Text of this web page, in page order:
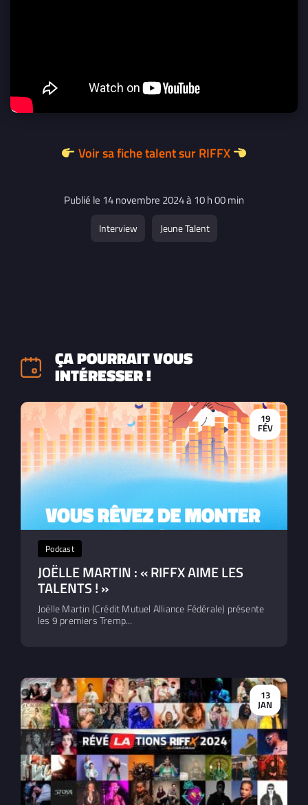
Voir sa fiche talent sur RIFFX
Publié le 14 novembre 2024 à 10 h 00 min
Interview Jeune Talent
ÇA POURRAIT VOUS
INTÉRESSER !
19
FÉV
Podcast
JOËLLE MARTIN : « RIFFX AIME LES
TALENTS ! »
Joëlle Martin (Crédit Mutuel Alliance Fédérale) présente
les 9 premiers Tremp...
13
JAN